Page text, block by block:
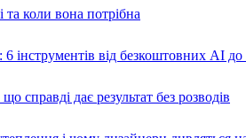
та коли вона потрібна
інструментів від безкоштовних AI до
справді дає результат без розводів